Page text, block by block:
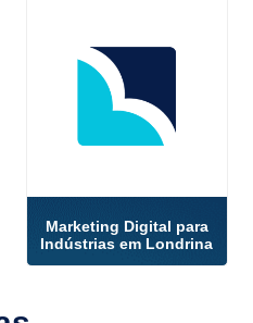
Marketing Digital para
Indústrias em Londrina